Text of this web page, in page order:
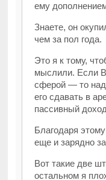
ему
Знаете, он
чем за пол года.
Это я к тому,
мыслили. Если
сферой — то
его сдавать в
пассивный
Благодаря
еще и зарядно
Вот такие две
остальном я